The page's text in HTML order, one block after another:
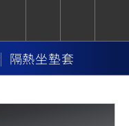
隔熱坐墊套